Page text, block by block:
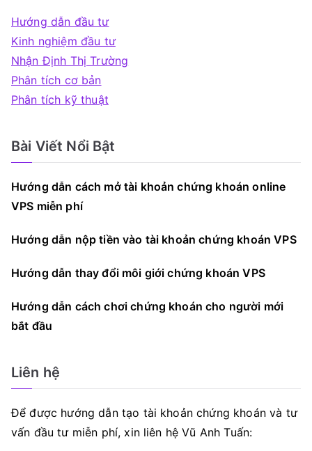
viết
Hướng dẫn đầu tư
Kinh nghiệm đầu tư
Nhận Định Thị Trường
Phân tích cơ bản
Phân tích kỹ thuật
Bài Viết Nổi Bật
Hướng dẫn cách mở tài khoản chứng khoán online
VPS miễn phí
Hướng dẫn nộp tiền vào tài khoản chứng khoán VPS
Hướng dẫn thay đổi môi giới chứng khoán VPS
Hướng dẫn cách chơi chứng khoán cho người mới
bắt đầu
Liên hệ
Để được hướng dẫn tạo tài khoản chứng khoán và tư
vấn đầu tư miễn phí, xin liên hệ Vũ Anh Tuấn: